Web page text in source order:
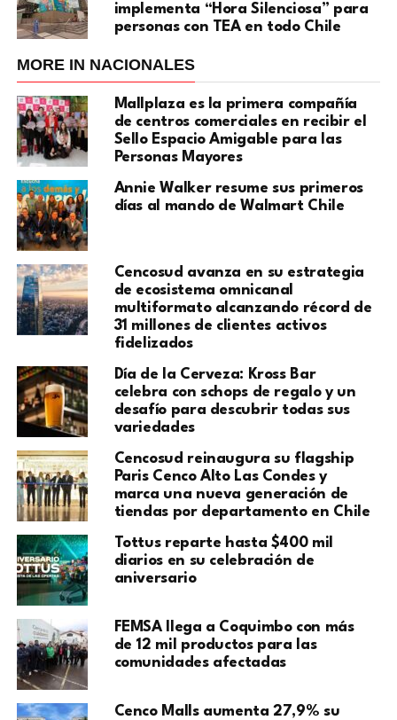
implementa “Hora Silenciosa” para
personas con TEA en todo Chile
MORE IN NACIONALES
Mallplaza es la primera compañía
de centros comerciales en recibir el
Sello Espacio Amigable para las
Personas Mayores
Annie Walker resume sus primeros
días al mando de Walmart Chile
Cencosud avanza en su estrategia
de ecosistema omnicanal
multiformato alcanzando récord de
31 millones de clientes activos
fidelizados
Día de la Cerveza: Kross Bar
celebra con schops de regalo y un
desafío para descubrir todas sus
variedades
Cencosud reinaugura su flagship
Paris Cenco Alto Las Condes y
marca una nueva generación de
tiendas por departamento en Chile
Tottus reparte hasta $400 mil
diarios en su celebración de
aniversario
FEMSA llega a Coquimbo con más
de 12 mil productos para las
comunidades afectadas
Cenco Malls aumenta 27,9% su